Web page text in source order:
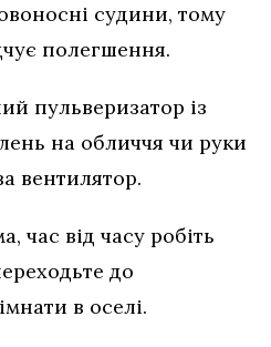
судини, тому
полегшення.
пульверизатор із
на обличчя чи руки
вентилятор.
час від часу робіть
до
в оселі.